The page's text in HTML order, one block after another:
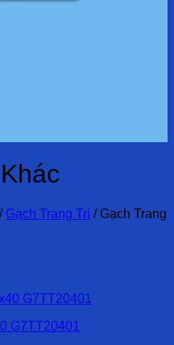
/ Gạch Trang Trí /Gạch Trang
G7TT20401